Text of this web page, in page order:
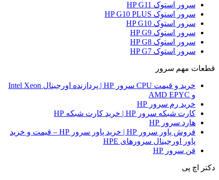
سرور استوک HP G11
سرور استوک HP G10 PLUS
سرور استوک HP G10
سرور استوک HP G9
سرور استوک HP G8
سرور استوک HP G7
قطعات مهم سرور
خرید و قیمت CPU سرور HP | پردازنده اورجینال Intel Xeon
و AMD EPYC
خرید رم سرور HP
کارت شبکه سرور HP | خرید کارت شبکه HP
هارد سرور HP
فروش پاور سرور HP | خرید پاور سرور HP – قیمت و خرید
پاور اورجینال سرورهای HPE
فن سرور HP
دکتر اچ پی